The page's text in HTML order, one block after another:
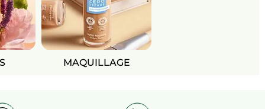
MAQUILLAGE